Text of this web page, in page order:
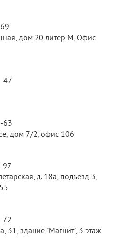
дом 20 литер М, Офис
47
63
дом 7/2, офис 106
97
д. 18а, подъезд 3,
72
31, здание "Магнит", 3 этаж